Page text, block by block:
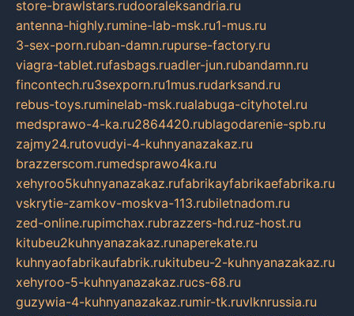
store-brawlstars.rudooraleksandria.ru
antenna-highly.rumine-lab-msk.ru1-mus.ru
3-sex-porn.ruban-damn.rupurse-factory.ru
viagra-tablet.rufasbags.ruadler-jun.rubandamn.ru
fincontech.ru3sexporn.ru1mus.rudarksand.ru
rebus-toys.ruminelab-msk.rualabuga-cityhotel.ru
medsprawo-4-ka.ru2864420.rublagodarenie-spb.ru
zajmy24.rutovudyi-4-kuhnyanazakaz.ru
brazzerscom.rumedsprawo4ka.ru
xehyroo5kuhnyanazakaz.rufabrikayfabrikaefabrika.ru
vskrytie-zamkov-moskva-113.rubiletnadom.ru
zed-online.rupimchax.rubrazzers-hd.ruz-host.ru
kitubeu2kuhnyanazakaz.runaperekate.ru
kuhnyaofabrikaufabrik.rukitubeu-2-kuhnyanazakaz.ru
xehyroo-5-kuhnyanazakaz.rucs-68.ru
guzywia-4-kuhnyanazakaz.rumir-tk.ruvlknrussia.ru